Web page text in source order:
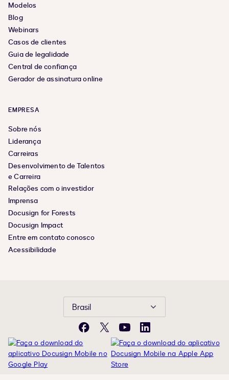
Modelos
Blog
Webinars
Casos de clientes
Guia de legalidade
Central de confiança
Gerador de assinatura online
EMPRESA
Sobre nós
Liderança
Carreiras
Desenvolvimento de Talentos
e Carreira
Relações com o investidor
Imprensa
Docusign for Forests
Docusign Impact
Entre em contato conosco
Acessibilidade
Brasil
Facebook
X YouTubeLinkedIn